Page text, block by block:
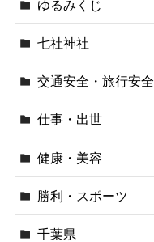
ゆるみくじ
七社神社
交通安全・旅行安全
仕事・出世
健康・美容
勝利・スポーツ
千葉県